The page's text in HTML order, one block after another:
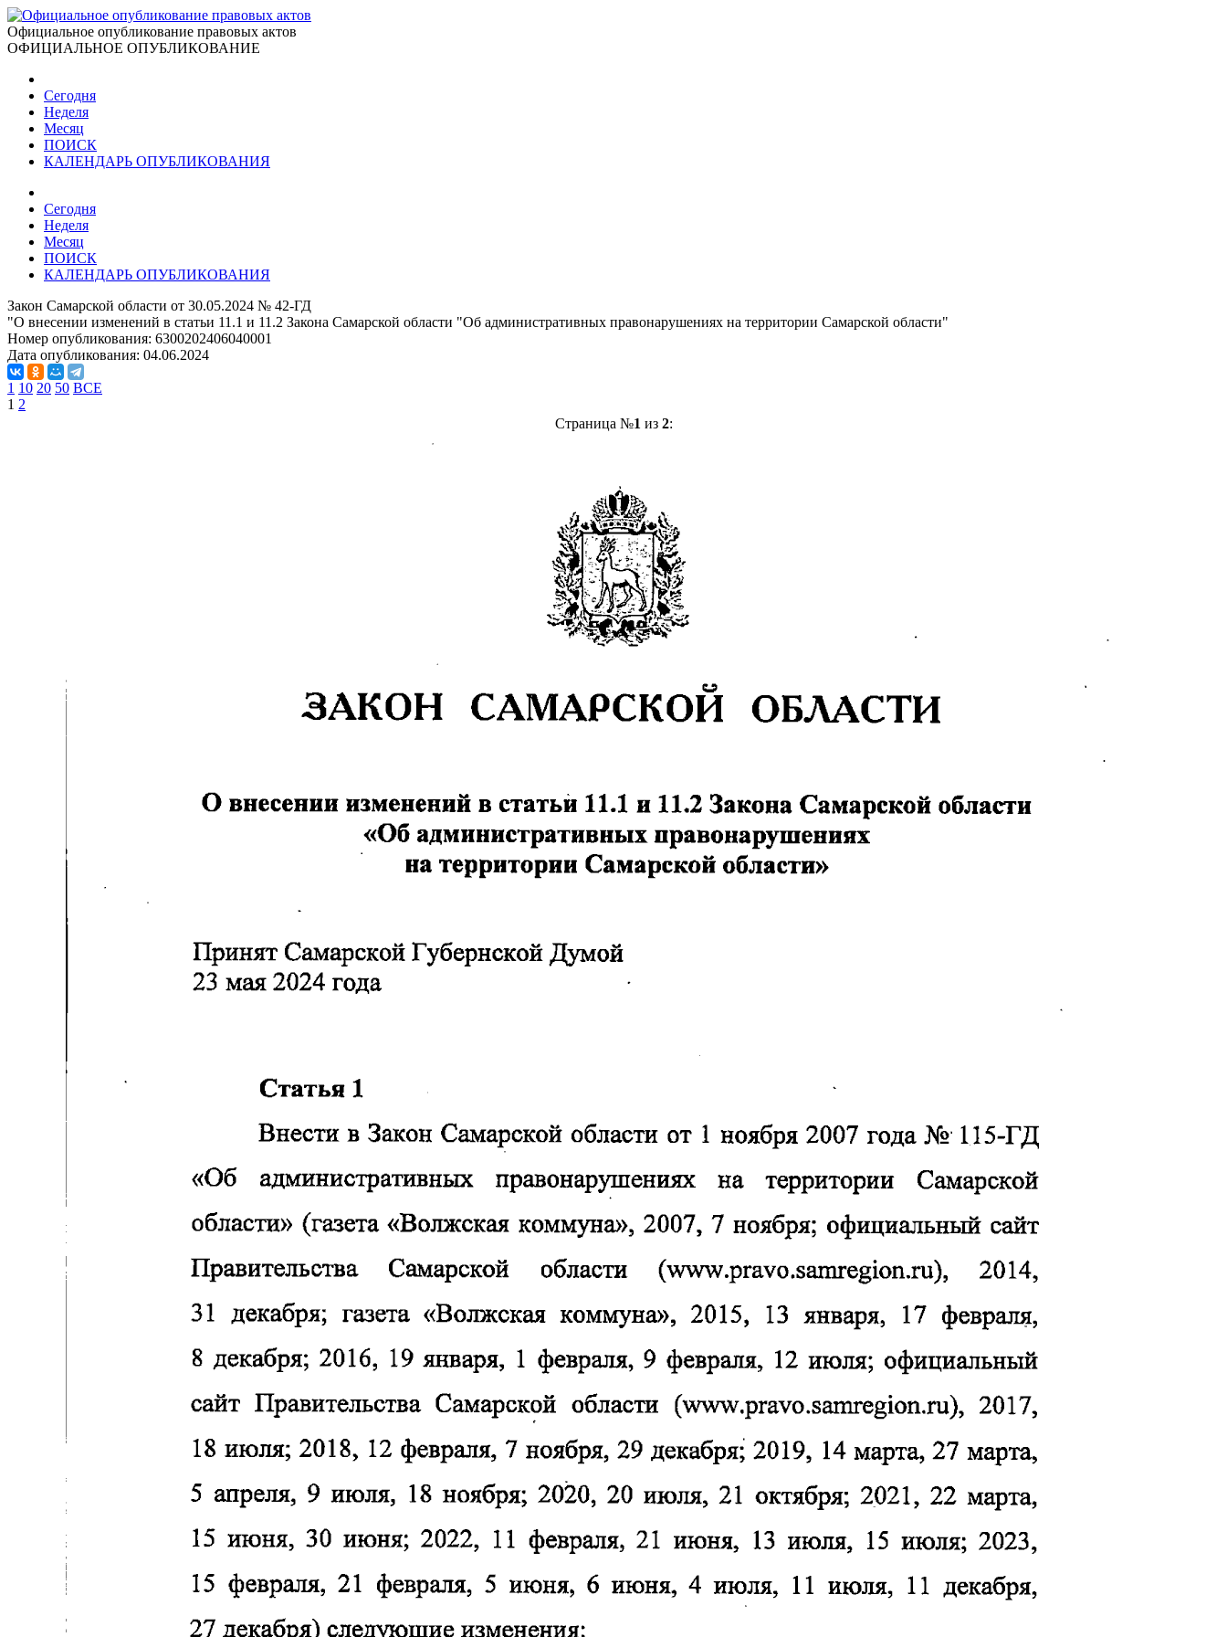
Официальное опубликование правовых актов
ОФИЦИАЛЬНОЕ ОПУБЛИКОВАНИЕ
Сегодня
Неделя
Месяц
ПОИСК
КАЛЕНДАРЬ ОПУБЛИКОВАНИЯ
Сегодня
Неделя
Месяц
ПОИСК
КАЛЕНДАРЬ ОПУБЛИКОВАНИЯ
Закон Самарской области от 30.05.2024 № 42-ГД
"О внесении изменений в статьи 11.1 и 11.2 Закона Самарской области "Об административных правонарушениях на территории Самарской области"
Номер опубликования: 6300202406040001
Дата опубликования: 04.06.2024
1 10 20 50 ВСЕ
1 2
Страница №1 из 2: